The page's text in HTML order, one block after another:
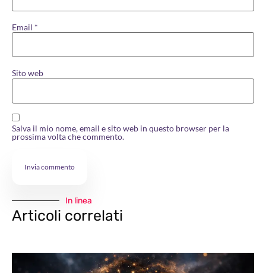
Email *
Sito web
Salva il mio nome, email e sito web in questo browser per la
prossima volta che commento.
In linea
Articoli correlati